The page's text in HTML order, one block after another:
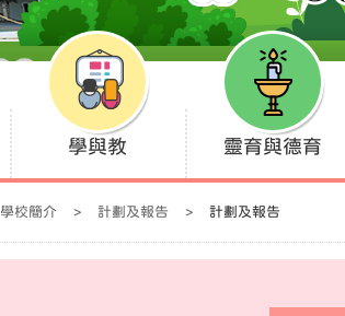
學與教 靈育與德育
學校簡介 > 計劃及報告 > 計劃及報告